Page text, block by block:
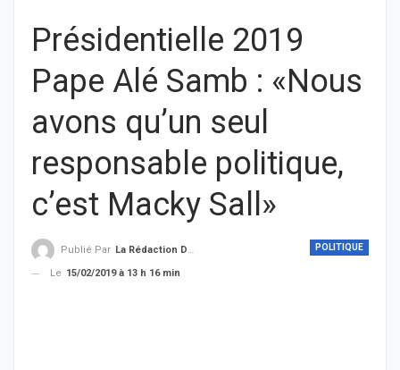
Présidentielle 2019
Pape Alé Samb : «Nous
avons qu’un seul
responsable politique,
c’est Macky Sall»
POLITIQUE
Publié Par La Rédaction De THIEYSENEGAL.com
Le 15/02/2019 à 13 h 16 min